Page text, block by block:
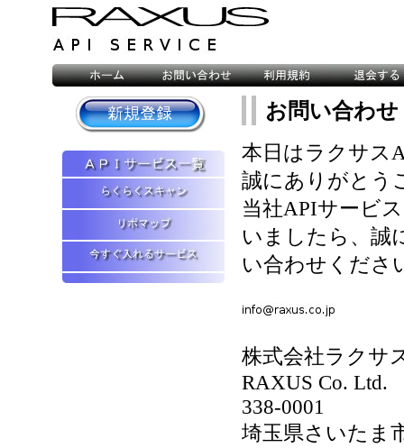
お問い合わせ
本日はラクサス
誠にありがとう
当社APIサービ
いましたら、誠
い合わせくださ
株式会社ラクサ
RAXUS Co. Ltd.
338-0001
埼玉県さいたま